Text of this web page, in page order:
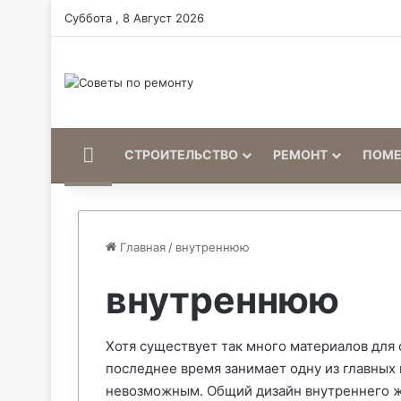
Суббота , 8 Август 2026
HomeСТРОИТЕЛЬСТВО РЕМОНТ
Главная / внутреннюю
внутреннюю
Хотя существует так много материалов
последнее время занимает одну из
невозможным. Общий дизайн внутреннего